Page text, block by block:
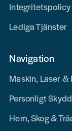
Integritetspolicy
Lediga Tjänster
Navigation
Maskin, Laser
Personligt
Hem, Skog &